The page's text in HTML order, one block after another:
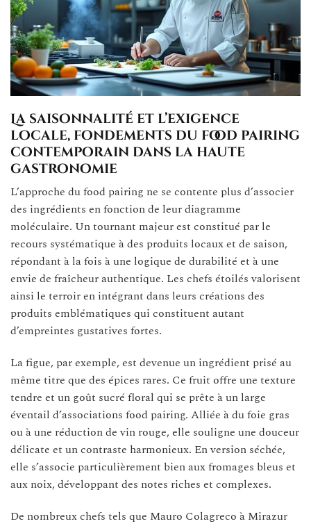
La saisonnalité et l’exigence
locale, fondements du food pairing
contemporain dans la haute
gastronomie
L’approche du food pairing ne se contente plus d’associer
des ingrédients en fonction de leur diagramme
moléculaire. Un tournant majeur est constitué par le
recours systématique à des produits locaux et de saison,
répondant à la fois à une logique de durabilité et à une
envie de fraîcheur authentique. Les chefs étoilés valorisent
ainsi le terroir en intégrant dans leurs créations des
produits emblématiques qui constituent autant
d’empreintes gustatives fortes.
La figue, par exemple, est devenue un ingrédient prisé au
même titre que des épices rares. Ce fruit offre une texture
tendre et un goût sucré floral qui se prête à un large
éventail d’associations food pairing. Alliée à du foie gras
ou à une réduction de vin rouge, elle souligne une douceur
délicate et un contraste harmonieux. En version séchée,
elle s’associe particulièrement bien aux fromages bleus et
aux noix, développant des notes riches et complexes.
De nombreux chefs tels que Mauro Colagreco à Mirazur